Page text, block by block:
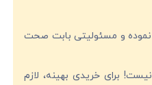
نموده و مسئولیتی بابت صحت
برای خریدی بهینه، لازم